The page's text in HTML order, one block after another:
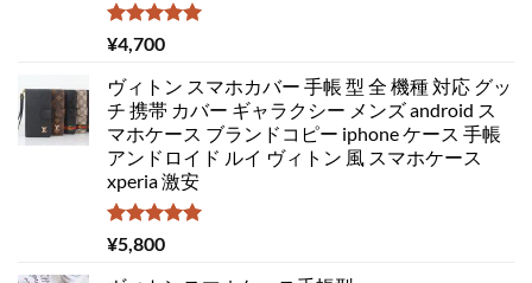
5段階中
5.00
¥4,700
ヴィトン スマホカバー 手帳 型 全 機種 対応 グッ
チ 携帯 カバー ギャラクシー メンズ android ス
マホケース ブランドコピー iphone ケース 手帳
アンドロイド ルイ ヴィトン 風 スマホケース
xperia 激安
5段階中
5.00
¥5,800